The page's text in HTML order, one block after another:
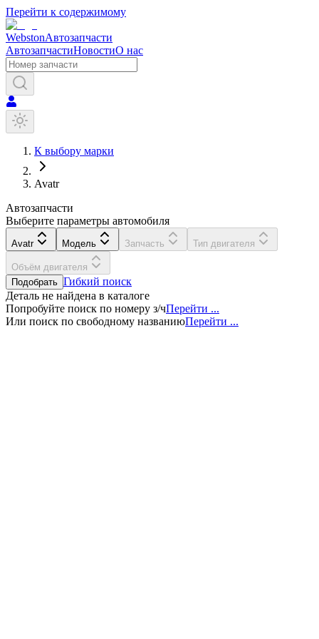
Перейти к содержимому
WebstonАвтозапчасти
АвтозапчастиНовостиО нас
К выбору марки
Avatr
Автозапчасти
Выберите параметры автомобиля
Avatr Модель Запчасть Тип двигателя
Объём двигателя
Подобрать Гибкий поиск
Деталь не найдена в каталоге
Попробуйте поиск по номеру з/чПерейти ...
Или поиск по свободному названиюПерейти ...